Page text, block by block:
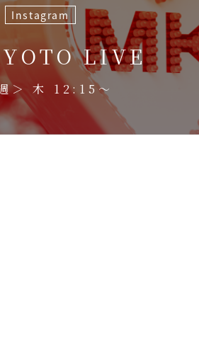
Instagram
LIVE
＞ 木 12:15〜